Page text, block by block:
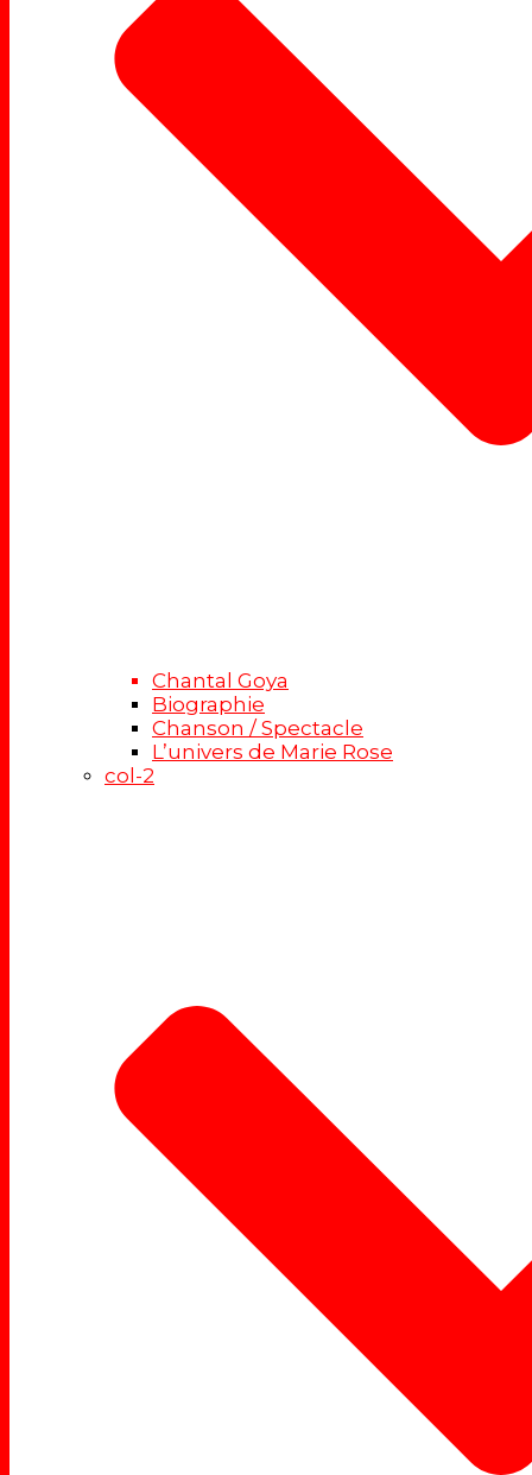
Chantal Goya
Biographie
Chanson / Spectacle
L’univers de Marie Rose
col-2